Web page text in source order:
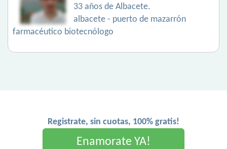
33 años de Albacete.
albacete - puerto de mazarrón
farmacéutico biotecnólogo
Registrate, sin cuotas, 100% gratis!
Enamorate YA!